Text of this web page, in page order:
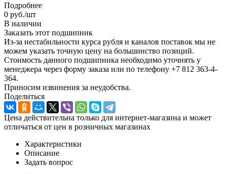
Подробнее
0 руб./шт
В наличии
Заказать этот подшипник
Из-за нестабильности курса рубля и каналов поставок мы не
можем указать точную цену на большинство позиций.
Стоимость данного подшипника необходимо уточнять у
менеджера через форму заказа или по телефону +7 812 363-4-
364.
Приносим извинения за неудобства.
Поделиться
Цена действительна только для интернет-магазина и может
отличаться от цен в розничных магазинах
Характеристики
Описание
Задать вопрос